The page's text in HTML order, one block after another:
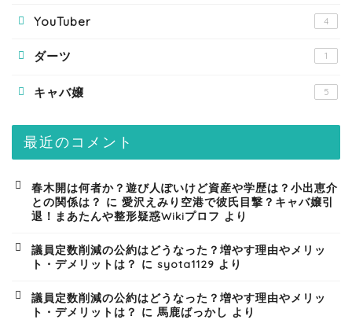
YouTuber 4
ダーツ 1
キャバ嬢 5
最近のコメント
春木開は何者か？遊び人ぽいけど資産や学歴は？小出恵介
との関係は？ に 愛沢えみり空港で彼氏目撃？キャバ嬢引
退！まあたんや整形疑惑Wikiプロフ より
議員定数削減の公約はどうなった？増やす理由やメリッ
ト・デメリットは？ に syota1129 より
議員定数削減の公約はどうなった？増やす理由やメリッ
ト・デメリットは？ に 馬鹿ばっかし より